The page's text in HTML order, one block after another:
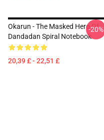
Okarun - The Masked Hero Of
Dandadan Spiral Notebook
20,39 £ - 22,51 £
-20%